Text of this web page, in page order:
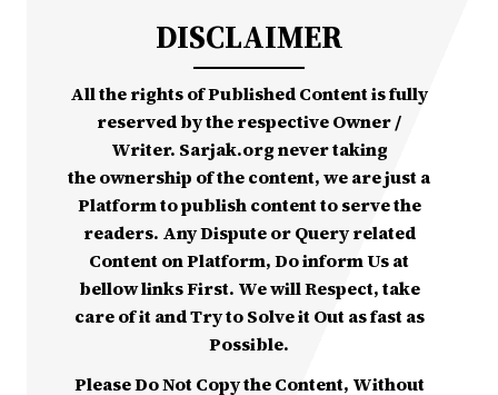
DISCLAIMER
All the rights of Published Content is fully
reserved by the respective Owner /
Writer. Sarjak.org never taking
the ownership of the content, we are just a
Platform to publish content to serve the
readers. Any Dispute or Query related
Content on Platform, Do inform Us at
bellow links First. We will Respect, take
care of it and Try to Solve it Out as fast as
Possible.
Please Do Not Copy the Content, Without